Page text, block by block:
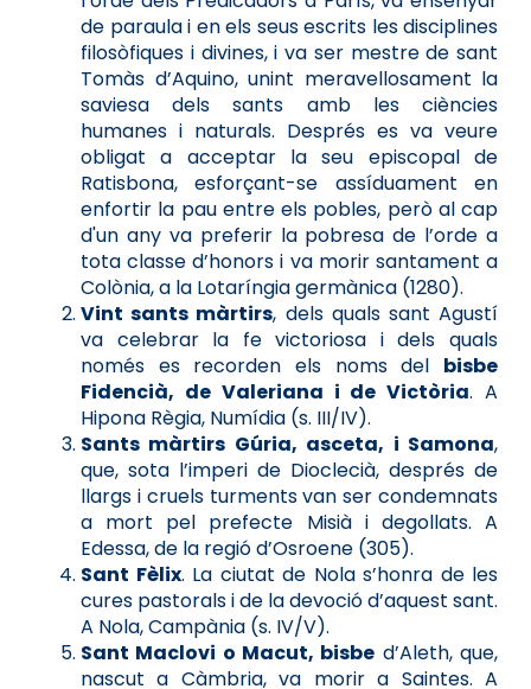
de paraula i en els seus escrits les disciplines
filosòfiques i divines, i va ser mestre de sant
Tomàs d’Aquino, unint meravellosament la
saviesa dels sants amb les ciències
humanes i naturals. Després es va veure
obligat a acceptar la seu episcopal de
Ratisbona, esforçant-se assíduament en
enfortir la pau entre els pobles, però al cap
d'un any va preferir la pobresa de l’orde a
tota classe d’honors i va morir santament a
Colònia, a la Lotaríngia germànica (1280).
Vint sants màrtirs, dels quals sant Agustí
va celebrar la fe victoriosa i dels quals
només es recorden els noms del bisbe
Fidencià, de Valeriana i de Victòria. A
Hipona Règia, Numídia (s. III/IV).
Sants màrtirs Gúria, asceta, i Samona,
que, sota l’imperi de Dioclecià, després de
llargs i cruels turments van ser condemnats
a mort pel prefecte Misià i degollats. A
Edessa, de la regió d’Osroene (305).
Sant Fèlix. La ciutat de Nola s’honra de les
cures pastorals i de la devoció d’aquest sant.
A Nola, Campània (s. IV/V).
Sant Maclovi o Macut, bisbe d’Aleth, que,
nascut a Càmbria, va morir a Saintes. A